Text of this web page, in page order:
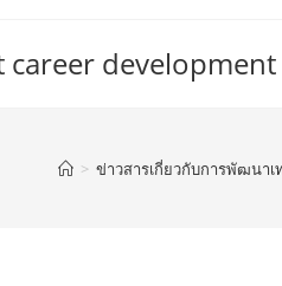
> ข่าวสารเกี่ยวกับการพัฒนา